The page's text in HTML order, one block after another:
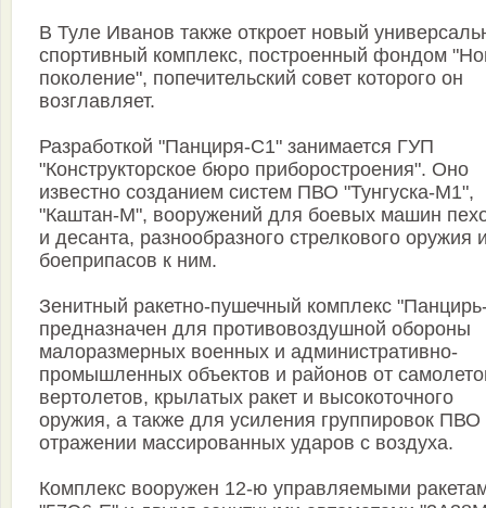
В Туле Иванов также откроет новый
спортивный комплекс, построенный фондом
поколение", попечительский совет которого он
возглавляет.
Разработкой "Панциря-С1" занимается ГУП
"Конструкторское бюро приборостроения". Оно
известно созданием систем ПВО "Тунгуска-М1",
"Каштан-М", вооружений для боевых машин
и десанта, разнообразного стрелкового оружия
боеприпасов к ним.
Зенитный ракетно-пушечный комплекс
предназначен для противовоздушной обороны
малоразмерных военных и административно-
промышленных объектов и районов от
вертолетов, крылатых ракет и высокоточного
оружия, а также для усиления группировок ПВО
отражении массированных ударов с воздуха.
Комплекс вооружен 12-ю управляемыми